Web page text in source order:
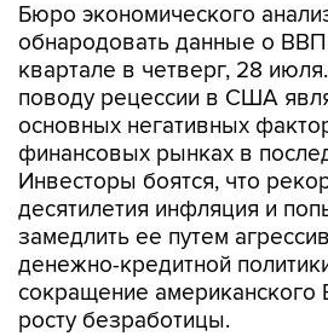
Бюро экономического
обнародовать данные о
квартале в четверг, 28
поводу рецессии в США
основных негативных
финансовых рынках в
Инвесторы боятся, что
десятилетия инфляция и
замедлить ее путем
денежно-кредитной
сокращение американского
росту безработицы.